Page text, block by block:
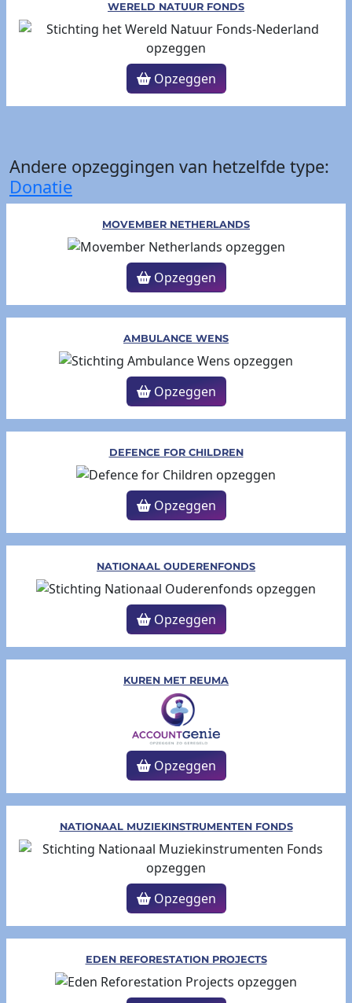
WERELD NATUUR FONDS
Opzeggen
Andere opzeggingen van hetzelfde type:
Donatie
MOVEMBER NETHERLANDS
Opzeggen
AMBULANCE WENS
Opzeggen
DEFENCE FOR CHILDREN
Opzeggen
NATIONAAL OUDERENFONDS
Opzeggen
KUREN MET REUMA
Opzeggen
NATIONAAL MUZIEKINSTRUMENTEN FONDS
Opzeggen
EDEN REFORESTATION PROJECTS